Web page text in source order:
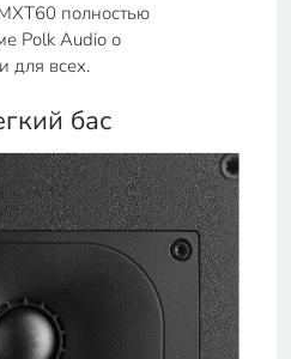
полностью
Polk Audio о
для всех.
бас